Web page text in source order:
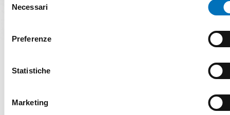
delNecessari
Preferenze
Statistiche
Marketing
4 / 6/ 7 uscite relè 5 A